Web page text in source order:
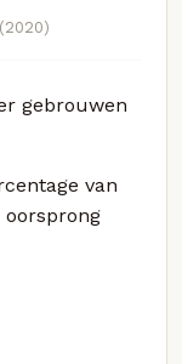
gebrouwen
van
oorsprong